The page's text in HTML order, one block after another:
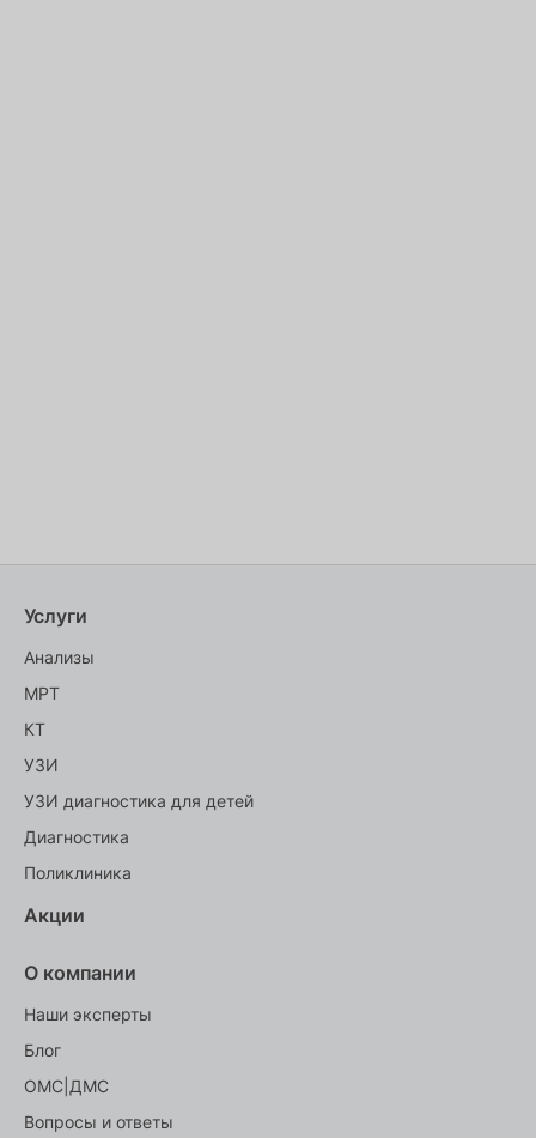
Услуги
Анализы
МРТ
КТ
УЗИ
УЗИ диагностика для детей
Диагностика
Поликлиника
Акции
О компании
Наши эксперты
Блог
ОМС|ДМС
Вопросы и ответы